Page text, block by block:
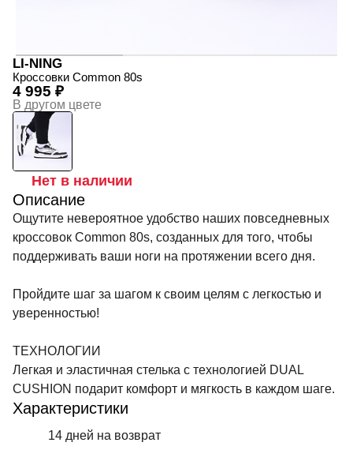
LI-NING
Кроссовки Common 80s
4 995 ₽
В другом цвете
Нет в наличии
Описание
Ощутите невероятное удобство наших повседневных
кроссовок Common 80s, созданных для того, чтобы
поддерживать ваши ноги на протяжении всего дня.
Пройдите шаг за шагом к своим целям с легкостью и
уверенностью!
ТЕХНОЛОГИИ
Легкая и эластичная стелька с технологией DUAL
CUSHION подарит комфорт и мягкость в каждом шаге.
Характеристики
14 дней на возврат